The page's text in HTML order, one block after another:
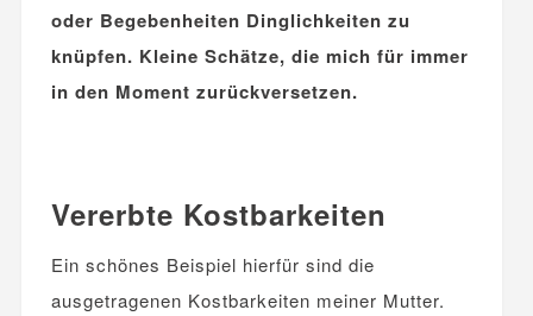
oder Begebenheiten Dinglichkeiten zu
knüpfen. Kleine Schätze, die mich für immer
in den Moment zurückversetzen.
Vererbte Kostbarkeiten
Ein schönes Beispiel hierfür sind die
ausgetragenen Kostbarkeiten meiner Mutter.